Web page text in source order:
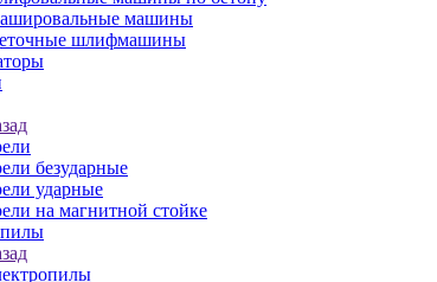
машины
шлифмашины
безударные
ударные
на магнитной стойке